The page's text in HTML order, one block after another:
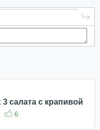
салата с крапивой
6